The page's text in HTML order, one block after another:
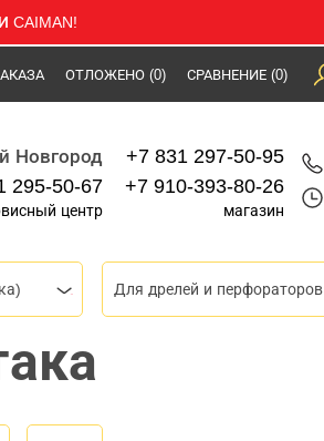
ОТЛОЖЕНО (0) СРАВНЕНИЕ (0)
Новгород
295-50-67
центр
+7 831 297-50-95
+7 910-393-80-26
магазин
Для дрелей и перфораторов